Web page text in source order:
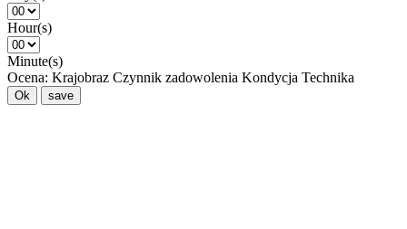
Hour(s)
Minute(s)
Ocena: Krajobraz Czynnik zadowolenia Kondycja Technika
Ok save